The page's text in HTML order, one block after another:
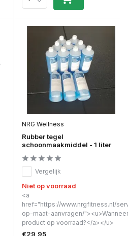
NRG Wellness
Rubber tegel
schoonmaakmiddel - 1 liter
Vergelijk
Niet op voorraad
<a
href="https://www.nrgfitness.nl/
op-maat-aanvragen/
product op voorraad?</a></u>
€29,95